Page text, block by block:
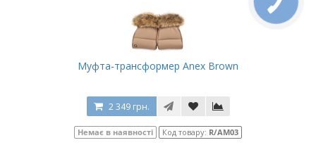
Муфта-трансформер Anex Brown
2 349 грн.
Немає в наявності Код товару: R/AM03